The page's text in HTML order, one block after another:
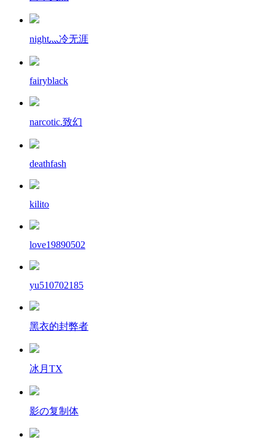
night灬冷无涯
fairyblack
narcotic.致幻
deathfash
kilito
love19890502
yu510702185
黑衣的封弊者
冰月TX
影の复制体